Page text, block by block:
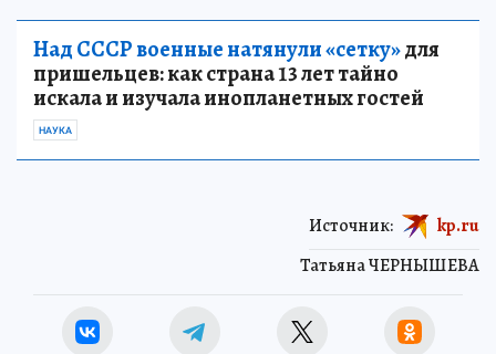
Над СССР военные натянули «сетку»для
пришельцев: как страна 13 лет тайно
искала и изучала инопланетных гостей
НАУКА
Татьяна ЧЕРНЫШЕВА
Источник: kp.ru